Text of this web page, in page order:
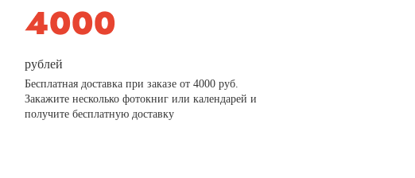
рублей
Бесплатная доставка при заказе от 4000 руб.
Закажите несколько фотокниг или календарей и
получите бесплатную доставку